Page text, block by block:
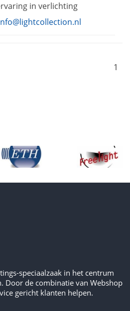
in verlichting
1
speciaalzaak in het centrum
Door de combinatie van Webshop
gericht klanten helpen.